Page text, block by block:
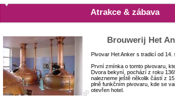
Atrakce & zábava
Brouwerij Het
Pivovar Het Anker s tradicí od 14.
První zmínka o tomto pivovaru,
Dvora bekyní, pochází z roku
nalezneme ještě několik částí z
plně funkčním pivovaru, kde se
otevřen hotel.